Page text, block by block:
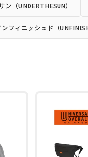
ン（UNDERTHESUN）
ンフィニッシュド（